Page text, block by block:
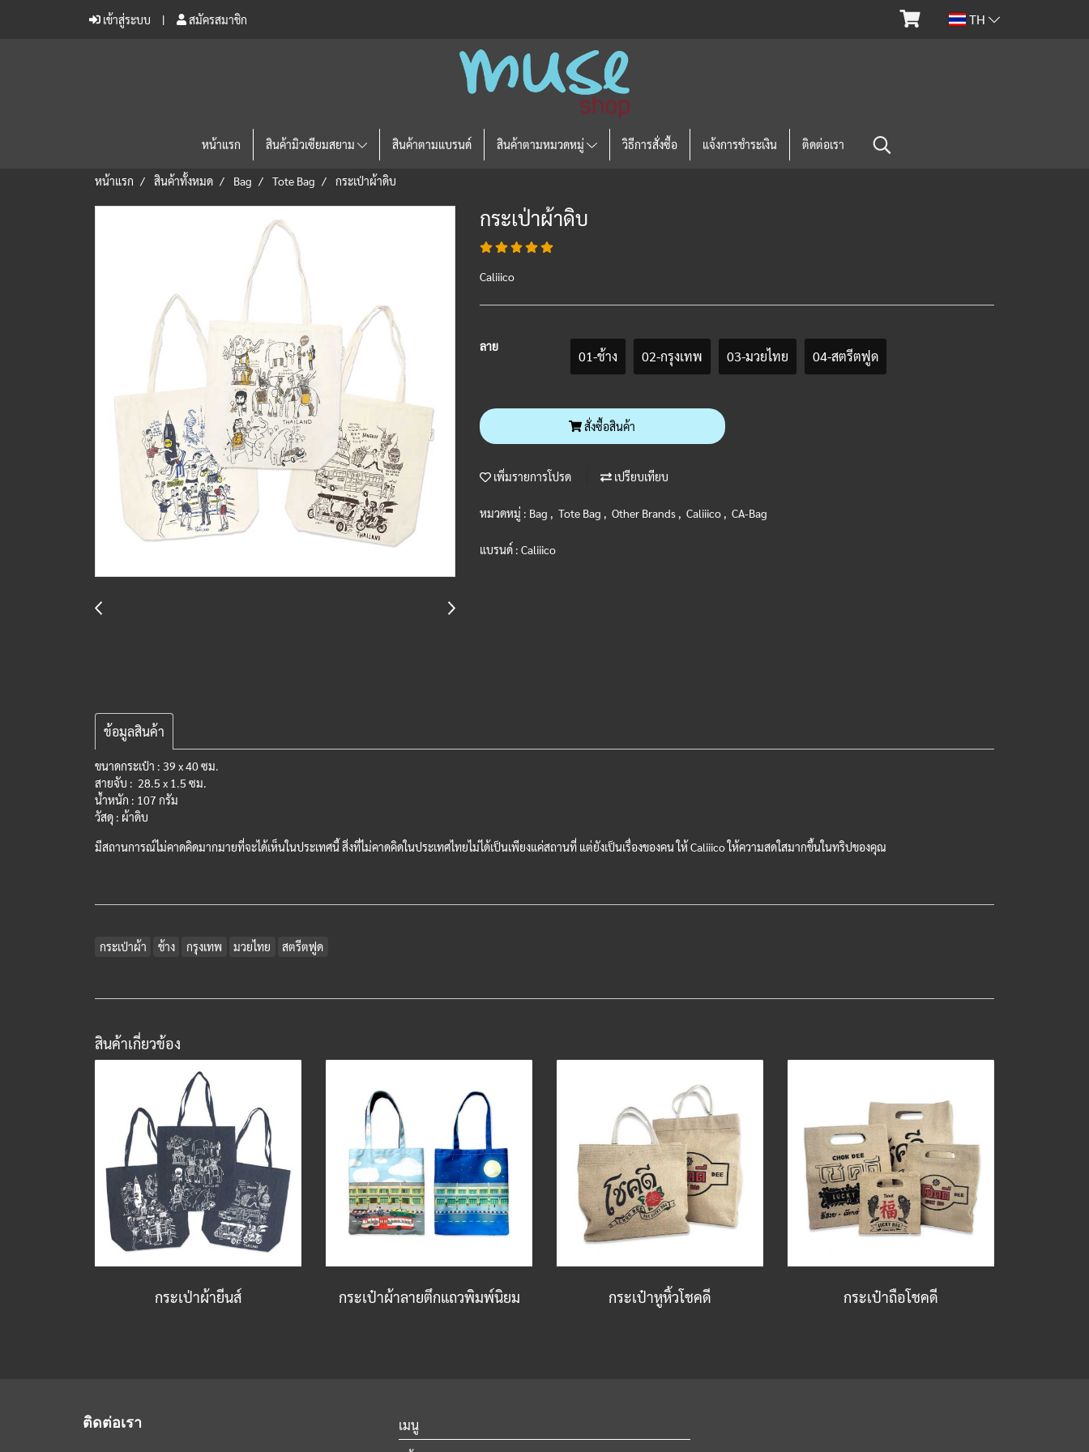
เข้าสู่ระบบ สมัครสมาชิก TH
หน้าแรก สินค้ามิวเซียมสยาม สินค้าตามแบรนด์ สินค้าตามหมวดหมู่ วิธีการสั่งซื้อ แจ้งการชำระเงิน ติดต่อเรา
หน้าแรก สินค้าทั้งหมด Bag Tote Bag กระเป่าผ้าดิบ
กระเป่าผ้าดิบ
Caliiico
ลาย
01-ช้าง 02-กรุงเทพ 03-มวยไทย 04-สตรีตฟูด
สั่งซื้อสินค้า
เพิ่มรายการโปรด เปรียบเทียบ
หมวดหมู่ : Bag , Tote Bag , Other Brands , Caliiico , CA-Bag
แบรนด์ : Caliiico
ข้อมูลสินค้า
ขนาดกระเป๋า : 39 x 40ซม.
สายจับ : 28.5 x 1.5 ซม.
น้ำหนัก : 107 กรัม
วัสดุ : ผ้าดิบ
มีสถานการณ์ไม่คาดคิดมากมายที่จะได้เห็นในประเทศนี้ สิ่งที่ไม่คาดคิดในประเทศไทยไม่ได้เป็นเพียงแค่สถานที่ แต่ยังเป็นเรื่องของคน ให้ Caliiico ให้ความสดใสมากขึ้นในทริปของคุณ
กระเป่าผ้า ช้าง กรุงเทพ มวยไทย สตรีตฟูด
สินค้าเกี่ยวข้อง
กระเป่าผ้ายีนส์ กระเป๋าผ้าลายตึกแถวพิมพ์นิยม กระเป๋าหูหิ้วโชคดี กระเป๋าถือโชคดี
ติดต่อเรา เมนู